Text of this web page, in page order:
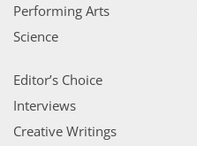
Performing Arts
Science
Editor’s Choice
Interviews
Creative Writings